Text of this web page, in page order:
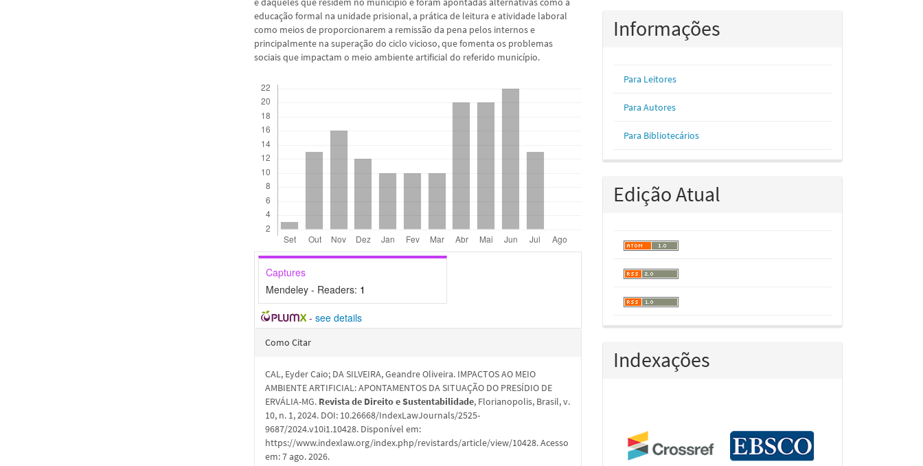
educação formal na unidade prisional, a prática de leitura e atividade laboral
como meios de proporcionarem a remissão da pena pelos internos e
principalmente na superação do ciclo vicioso, que fomenta os problemas
sociais que impactam o meio ambiente artificial do referido município.
Captures
Mendeley - Readers: 1
- see details
Detalhes
artigo
Como Citar
CAL, Eyder Caio; DA SILVEIRA, Geandre Oliveira. IMPACTOS AO MEIO
AMBIENTE ARTIFICIAL: APONTAMENTOS DA SITUAÇÃO DO PRESÍDIO DE
ERVÁLIA-MG. Revista de Direito e Sustentabilidade, Florianopolis, Brasil, v.
10, n. 1, 2024. DOI: 10.26668/IndexLawJournals/2525-
9687/2024.v10i1.10428. Disponível em:
https://www.indexlaw.org/index.php/revistards/article/view/10428. Acesso
em: 7 ago. 2026.
Informações
Para Leitores
Para Autores
Para Bibliotecários
Edição Atual
Indexações